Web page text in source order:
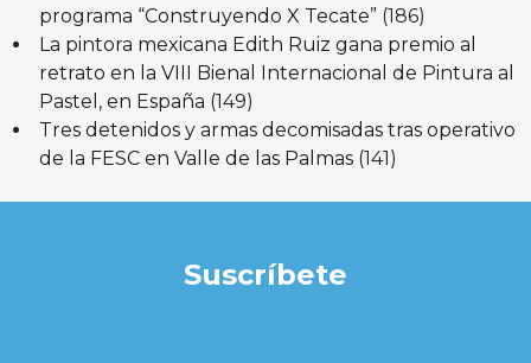
programa “Construyendo X Tecate” (186)
La pintora mexicana Edith Ruiz gana premio al
retrato en la VIII Bienal Internacional de Pintura al
Pastel, en España (149)
Tres detenidos y armas decomisadas tras operativo
de la FESC en Valle de las Palmas (141)
Suscríbete